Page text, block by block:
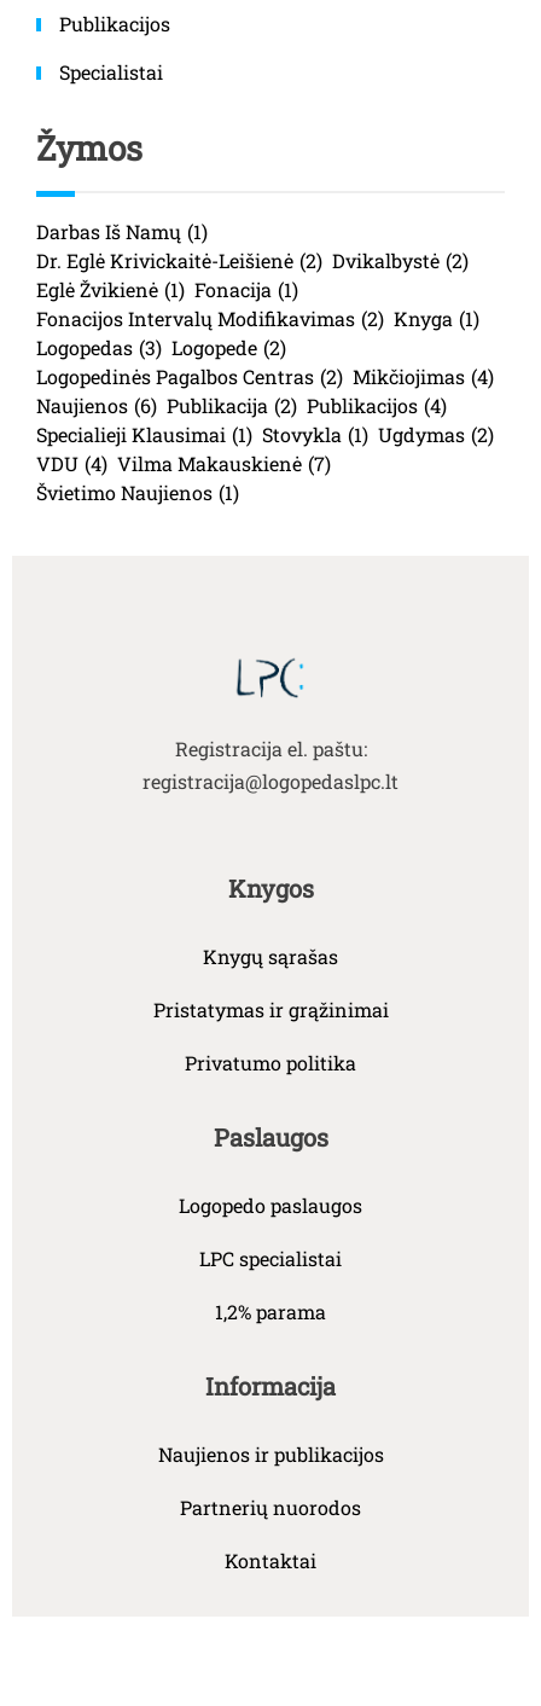
Publikacijos
Specialistai
Žymos
Darbas Iš Namų (1)
Dr. Eglė Krivickaitė-Leišienė (2) Dvikalbystė (2)
Eglė Žvikienė (1) Fonacija (1)
Fonacijos Intervalų Modifikavimas (2) Knyga (1)
Logopedas (3) Logopede (2)
Logopedinės Pagalbos Centras (2) Mikčiojimas (4)
Naujienos (6) Publikacija (2) Publikacijos (4)
Specialieji Klausimai (1) Stovykla (1) Ugdymas (2)
VDU (4) Vilma Makauskienė (7)
Švietimo Naujienos (1)
Registracija el. paštu:
registracija@logopedaslpc.lt
Knygos
Knygų sąrašas
Pristatymas ir grąžinimai
Privatumo politika
Paslaugos
Logopedo paslaugos
LPC specialistai
1,2% parama
Informacija
Naujienos ir publikacijos
Partnerių nuorodos
Kontaktai